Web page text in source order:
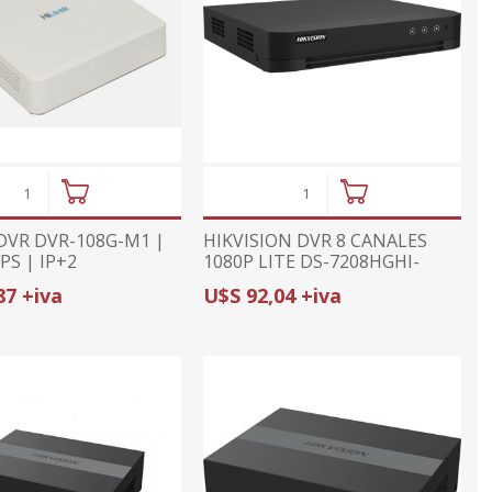
de
con GPS
DVR-108G-M1 |
| IP+2
+iva
HIKVISION DVR 8 CANALES
1080P LITE DS-7208HGHI-
M1/T | AUDIO BIDIRECCIONAL
| DETECCIÓN 2.0 | H.265 PRO+
U$S 92,04 +iva